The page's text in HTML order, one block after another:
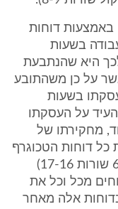
באמצעות דוחות
2006 ואילך עבודה בשעות
היא שהנתבעת
על כן משהתובע
בשעות
על העסקתו
מחקירתו של
כל דוחות הטכוגרף
(עמ' 6 לפרוטוקול הדיון מיום 6.12.10 שורות 17-16)
מכל וכל את
אלה מאחר